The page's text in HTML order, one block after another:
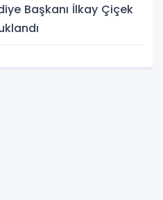
Başkanı İlkay Çiçek